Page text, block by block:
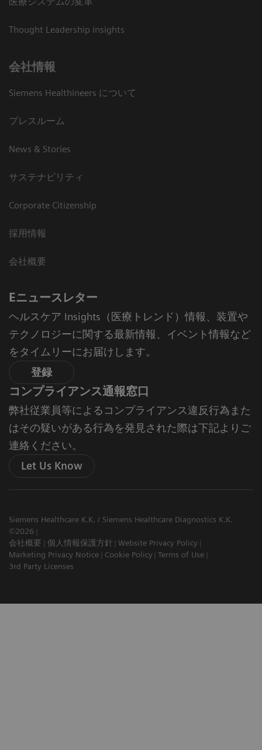
Thought Leadership insights
会社情報
Siemens Healthineers について
プレスルーム
News & Stories
サステナビリティ
Corporate Citizenship
採用情報
会社概要
Eニュースレター
ヘルスケア Insights（医療トレンド）情報、装置や
テクノロジーに関する最新情報、イベント情報など
をタイムリーにお届けします。
登録
コンプライアンス通報窓口
弊社従業員等によるコンプライアンス違反行為また
はその疑いがある行為を発見された際は下記よりご
連絡ください。
Let Us Know
Siemens Healthcare K.K. / Siemens Healthcare Diagnostics K.K.
©2026
会社概要
個人情報保護方針
Website Privacy Policy
Marketing Privacy Notice
Cookie Policy Terms of Use
3rd Party Licenses